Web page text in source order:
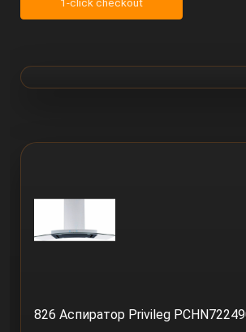
1-click checkout
826 Аспиратор Privileg